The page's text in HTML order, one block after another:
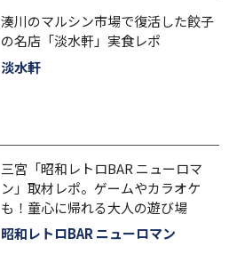
湊川のマルシン市場で復活した餃子
の名店「淡水軒」実食レポ
淡水軒
三宮「昭和レトロBAR ニューロマ
ン」取材レポ。ゲームやカラオケ
も！童心に帰れる大人の遊び場
昭和レトロBAR ニューロマン